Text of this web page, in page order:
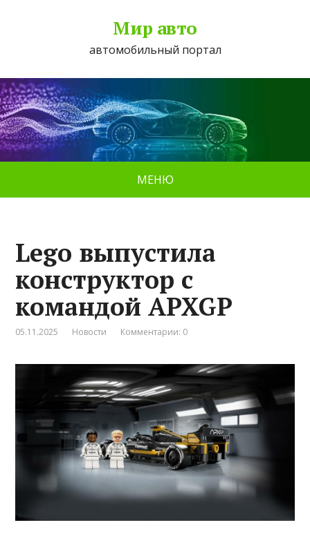
Мир авто
автомобильный портал
МЕНЮ
Lego выпустила
конструктор с
командой APXGP
05.11.2025 Новости Комментарии: 0